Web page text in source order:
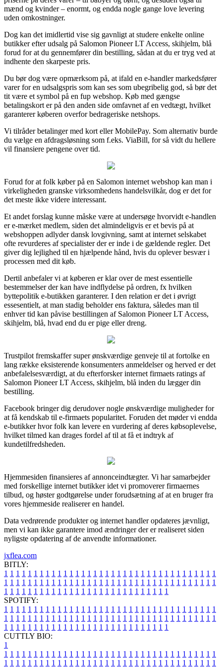
mænd og kvinder – enormt, og endda nogle gange love levering
uden omkostninger.
Dog kan det imidlertid vise sig gavnligt at studere enkelte online
butikker efter udsalg på Salomon Pioneer LT Access, skihjelm, blå
forud for at du gennemfører din bestilling, sådan at du er tryg ved at
indhente den skarpeste pris.
Du bør dog være opmærksom på, at ifald en e-handler markedsfører
varer for en udsalgspris som kan ses som ubegribelig god, så bør det
tit være et symbol på en fup webshop. Køb med gængse
betalingskort er på den anden side omfavnet af en vedtægt, hvilket
garanterer køberen overfor bedrageriske netshops.
Vi tilråder betalinger med kort eller MobilePay. Som alternativ burde
du vælge en afdragsløsning som f.eks. ViaBill, for så vidt du hellere
vil finansiere pengene over tid.
Forud for at folk køber på en Salomon internet webshop kan man i
virkeligheden granske virksomhedens handelsvilkår, dog er det for
det meste ikke videre interessant.
Et andet forslag kunne måske være at undersøge hvorvidt e-handlen
er e-mærket medlem, siden det almindeligvis er et bevis på at
webshoppen adlyder dansk lovgivning, samt at internet selskabet
ofte revurderes af specialister der er inde i de gældende regler. Det
giver dig lejlighed til en hjælpende hånd, hvis du oplever besvær i
processen med dit køb.
Dertil anbefaler vi at køberen er klar over de mest essentielle
bestemmelser der kan have indflydelse på ordren, fx hvilken
byttepolitik e-butikken garanterer. I den relation er det i øvrigt
essesentielt, at man stadig beholder ens faktura, således man til
enhver tid kan påvise bestillingen af Salomon Pioneer LT Access,
skihjelm, blå, hvad end du er pige eller dreng.
Trustpilot fremskaffer super ønskværdige genveje til at fortolke en
lang række eksisterende konsumenters anmeldelser og herved er det
anbefalelsesværdigt, at du efterforsker internet firmaets ratings af
Salomon Pioneer LT Access, skihjelm, blå inden du lægger din
bestilling.
Facebook bringer dig derudover nogle ønskværdige muligheder for
at få kendskab til e-firmaets popularitet. Foruden det møder vi endda
e-butikker hvor folk kan levere en vurdering af deres købsoplevelse,
hvilket tilmed kan drages fordel af til at få et indtryk af
kundetilfredsheden.
Hjemmesiden finansieres af annonceindtægter. Vi har samarbejder
med forskellige internet butikker idet vi promoverer firmaernes
tilbud, og høster godtgørelse under forudsætning af at en bruger fra
vores hjemmeside realiserer en handel.
Data vedrørende produkter og internet handler opdateres jævnligt,
men vi kan ikke garantere imod ændringer der er realiseret siden
nyligste opdatering af de anvendte informationer.
jxflea.com
BITLY:
1 1 1 1 1 1 1 1 1 1 1 1 1 1 1 1 1 1 1 1 1 1 1 1 1 1 1 1 1 1 1 1 1 1 1 1
1 1 1 1 1 1 1 1 1 1 1 1 1 1 1 1 1 1 1 1 1 1 1 1 1 1 1 1 1 1 1 1 1 1 1 1
1 1 1 1 1 1 1 1 1 1 1 1 1 1 1 1 1 1 1 1 1 1 1 1 1 1 1 1
SPOTIFY:
1 1 1 1 1 1 1 1 1 1 1 1 1 1 1 1 1 1 1 1 1 1 1 1 1 1 1 1 1 1 1 1 1 1 1 1
1 1 1 1 1 1 1 1 1 1 1 1 1 1 1 1 1 1 1 1 1 1 1 1 1 1 1 1 1 1 1 1 1 1 1 1
1 1 1 1 1 1 1 1 1 1 1 1 1 1 1 1 1 1 1 1 1 1 1 1 1 1 1 1
CUTTLY BIO:
1
1 1 1 1 1 1 1 1 1 1 1 1 1 1 1 1 1 1 1 1 1 1 1 1 1 1 1 1 1 1 1 1 1 1 1 1
1 1 1 1 1 1 1 1 1 1 1 1 1 1 1 1 1 1 1 1 1 1 1 1 1 1 1 1 1 1 1 1 1 1 1 1